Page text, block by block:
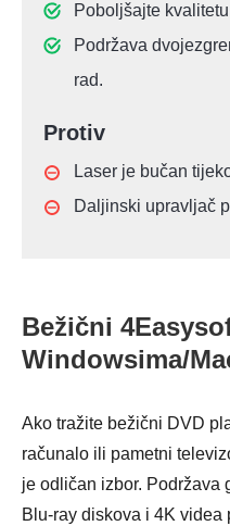
Poboljšajte
Podržava
rad.
Protiv
Laser je bučan
Daljinski upravljač
Bežični
Windowsima/
Ako tražite bežični DVD
računalo ili pametni
je odličan izbor. Podržava
Blu-ray diskova i 4K videa